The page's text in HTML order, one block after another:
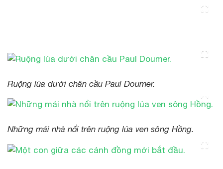
Ruộng lúa dưới chân cầu Paul Doumer.
Những mái nhà nổi trên ruộng lúa ven sông Hồng.